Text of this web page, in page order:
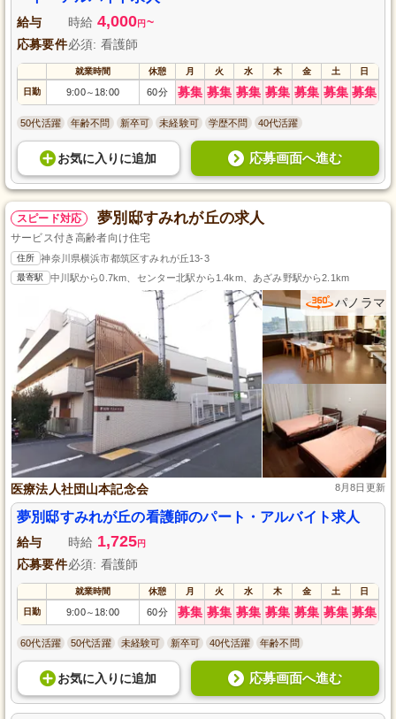
給与 時給 4,000円 ~
応募要件必須: 看護師
就業時間 休憩 月 火 水 木 金 土 日
日勤 9:00～ 18:00 60分 募集 募集 募集 募集 募集 募集 募集
50代活躍 年齢不問 新卒可 未経験可 学歴不問 40代活躍
お気に入り に追加 応募画面へ進む
スピード対応 夢別邸すみれが丘の求人
サービス付き高齢者向け住宅
住所 神奈川県横浜市都筑区すみれが丘13-3
最寄駅 中川駅から0.7km、センター北駅から1.4km、あざみ野駅から2.1km
パノラマ
医療法人社団山本記念会 8月8日更新
夢別邸すみれが丘の看護師のパート・アルバイト求人
給与 時給 1,725円
応募要件必須: 看護師
就業時間 休憩 月 火 水 木 金 土 日
日勤 9:00～ 18:00 60分 募集 募集 募集 募集 募集 募集 募集
60代活躍 50代活躍 未経験可 新卒可 40代活躍 年齢不問
お気に入り に追加 応募画面へ進む